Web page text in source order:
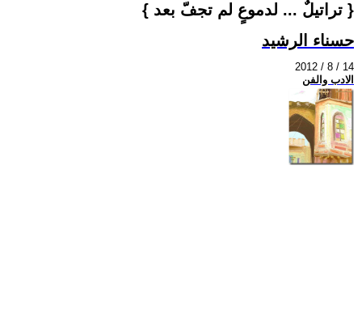
{ تراتيلٌ ... لدموعٍ لم تجفّ بعد }
حسناء الرشيد
2012 / 8 / 14
الادب والفن